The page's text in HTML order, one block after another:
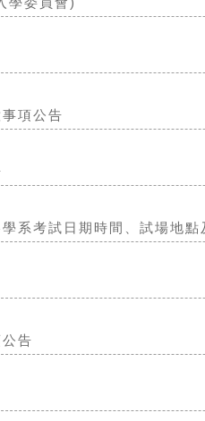
項公告
系考試日期時間、試場地點
告